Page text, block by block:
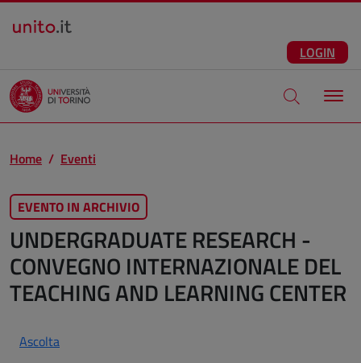
Salta al contenuto principale
LOGIN
Apri modale
Home Eventi
EVENTO IN ARCHIVIO
UNDERGRADUATE RESEARCH -
CONVEGNO INTERNAZIONALE DEL
TEACHING AND LEARNING CENTER
Ascolta